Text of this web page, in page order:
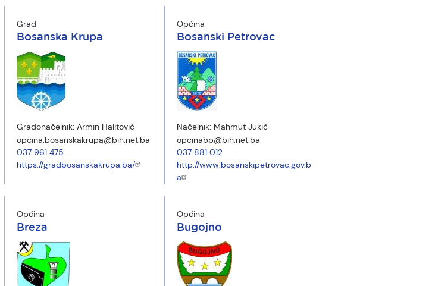
Neum
Grad
Bosanska Krupa
Gradonačelnik:Armin Halitović
opcina.bosanskakrupa@bih.net.ba
037 961 475
https://gradbosanskakrupa.ba/
Općina
Bosanski Petrovac
Načelnik: Mahmut Jukić
opcinabp@bih.net.ba
037 881 012
http://www.bosanskipetrovac.gov.b
a
Općina
Breza
Općina
Bugojno